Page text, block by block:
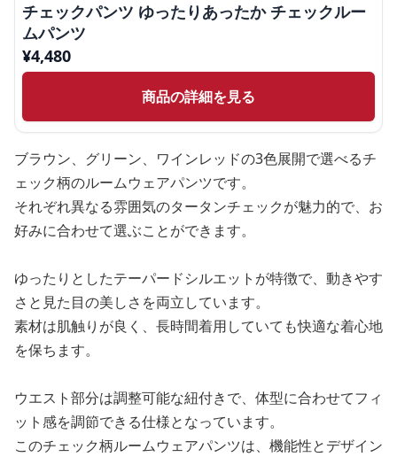
チェックパンツ ゆったりあったか チェックルー
ムパンツ
¥4,480
商品の詳細を見る
ブラウン、グリーン、ワインレッドの3色展開で選べるチ
ェック柄のルームウェアパンツです。
それぞれ異なる雰囲気のタータンチェックが魅力的で、お
好みに合わせて選ぶことができます。
ゆったりとしたテーパードシルエットが特徴で、動きやす
さと見た目の美しさを両立しています。
素材は肌触りが良く、長時間着用していても快適な着心地
を保ちます。
ウエスト部分は調整可能な紐付きで、体型に合わせてフィ
ット感を調節できる仕様となっています。
このチェック柄ルームウェアパンツは、機能性とデザイン